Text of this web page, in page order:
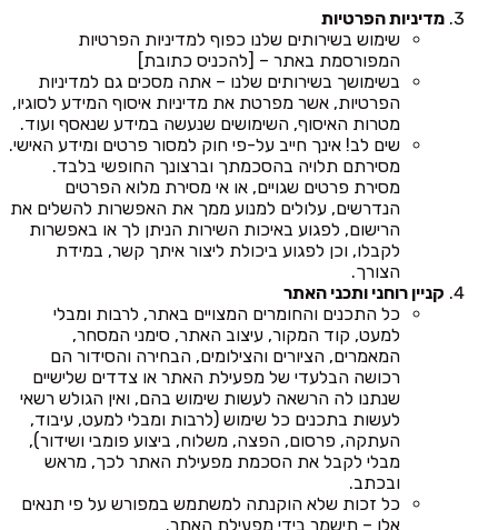
מדיניות הפרטיות
שימוש בשירותים שלנו כפוף למדיניות הפרטיות
המפורסמת באתר – [להכניס כתובת]
בשימושך בשירותים שלנו – אתה מסכים גם למדיניות
הפרטיות, אשר מפרטת את מדיניות איסוף המידע לסוגיו,
מטרות האיסוף, השימושים שנעשה במידע שנאסף ועוד.
שים לב! אינך חייב על-פי חוק למסור פרטים ומידע האישי.
מסירתם תלויה בהסכמתך וברצונך החופשי בלבד.
מסירת פרטים שגויים, או אי מסירת מלוא הפרטים
הנדרשים, עלולים למנוע ממך את האפשרות להשלים את
הרישום, לפגוע באיכות השירות הניתן לך או באפשרות
לקבלו, וכן לפגוע ביכולת ליצור איתך קשר, במידת
הצורך.
קניין רוחני ותכני האתר
כל התכנים והחומרים המצויים באתר, לרבות ומבלי
למעט, קוד המקור, עיצוב האתר, סימני המסחר,
המאמרים, הציורים והצילומים, הבחירה והסידור הם
רכושה הבלעדי של מפעילת האתר או צדדים שלישיים
שנתנו לה הרשאה לעשות שימוש בהם, ואין הגולש רשאי
לעשות בתכנים כל שימוש (לרבות ומבלי למעט, עיבוד,
העתקה, פרסום, הפצה, משלוח, ביצוע פומבי ושידור),
מבלי לקבל את הסכמת מפעילת האתר לכך, מראש
ובכתב.
כל זכות שלא הוקנתה למשתמש במפורש על פי תנאים
אלו – תישמר בידי מפעילת האתר.